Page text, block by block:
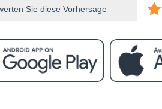
Sie diese Vorhersage